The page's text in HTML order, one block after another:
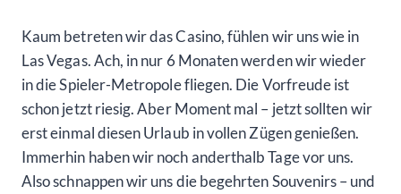
Kaum betreten wir das Casino, fühlen wir uns wie in
Las Vegas. Ach, in nur 6 Monaten werden wir wieder
in die Spieler-Metropole fliegen. Die Vorfreude ist
schon jetzt riesig. Aber Moment mal – jetzt sollten wir
erst einmal diesen Urlaub in vollen Zügen genießen.
Immerhin haben wir noch anderthalb Tage vor uns.
Also schnappen wir uns die begehrten Souvenirs – und